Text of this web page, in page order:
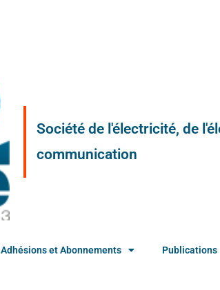
Société de l'électricité, de
communication
Adhésions et Abonnements Publications